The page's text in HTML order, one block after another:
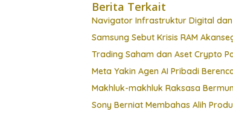
Berita Terkait
Navigator Infrastruktur Digital dan
Samsung Sebut Krisis RAM
Trading Saham dan Aset Crypto
Meta Yakin Agen AI Pribadi
Makhluk-makhluk Raksasa
Sony Berniat Membahas Alih